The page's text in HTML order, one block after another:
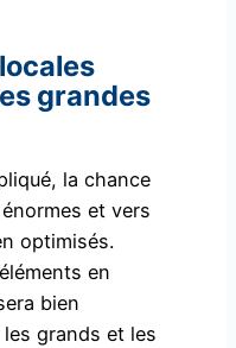
grandes
la chance
et vers
optimisés.
en
bien
grands et les